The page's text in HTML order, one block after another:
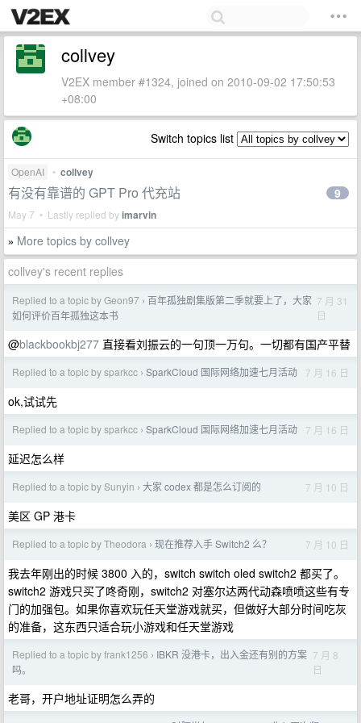
collvey
V2EX member #1324, joined on 2010-09-02 17:50:53
+08:00
Switch topics list
OpenAI • collvey
有没有靠谱的 GPT Pro 代充站
May 7 • Lastly replied byimarvin
9
» More topics by collvey
collvey's recent replies
Replied to a topic by Geon97 › 百年孤独剧集版第二季就要上了，大家
如何评价百年孤独这本书
7 月 31
日
@blackbookbj277 直接看刘振云的一句顶一万句。一切都有国产平替
Replied to a topic by sparkcc › SparkCloud 国际网络加速七月活动 7 月 16 日
ok,试试先
Replied to a topic by sparkcc › SparkCloud 国际网络加速七月活动 7 月 16 日
延迟怎么样
Replied to a topic by Sunyin › 大家 codex 都是怎么订阅的 7 月 10 日
美区 GP 港卡
Replied to a topic by Theodora › 现在推荐入手 Switch2 么？ 7 月 10 日
我去年刚出的时候 3800 入的，switch switch oled switch2 都买了。
switch2 游戏只买了咚奇刚，switch2 对塞尔达两代动森喷喷这些有专
门的加强包。如果你喜欢玩任天堂游戏就买，但做好大部分时间吃灰
的准备，这东西只适合玩小游戏和任天堂游戏
Replied to a topic by frank1256 › IBKR 没港卡，出入金还有别的方案
吗。
7 月 8
日
老哥，开户地址证明怎么弄的